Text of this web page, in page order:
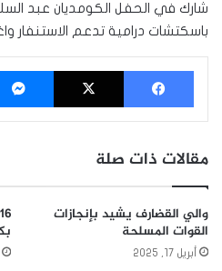
شارك في الحفل الكومديان عبد
باسكتشات درامية تدعم الاستنفار
فيسبوك ‫X
مقالات ذات صلة
والي القضارف يشيد بإنجازات
القوات المسلحة
أبريل 17, 2025